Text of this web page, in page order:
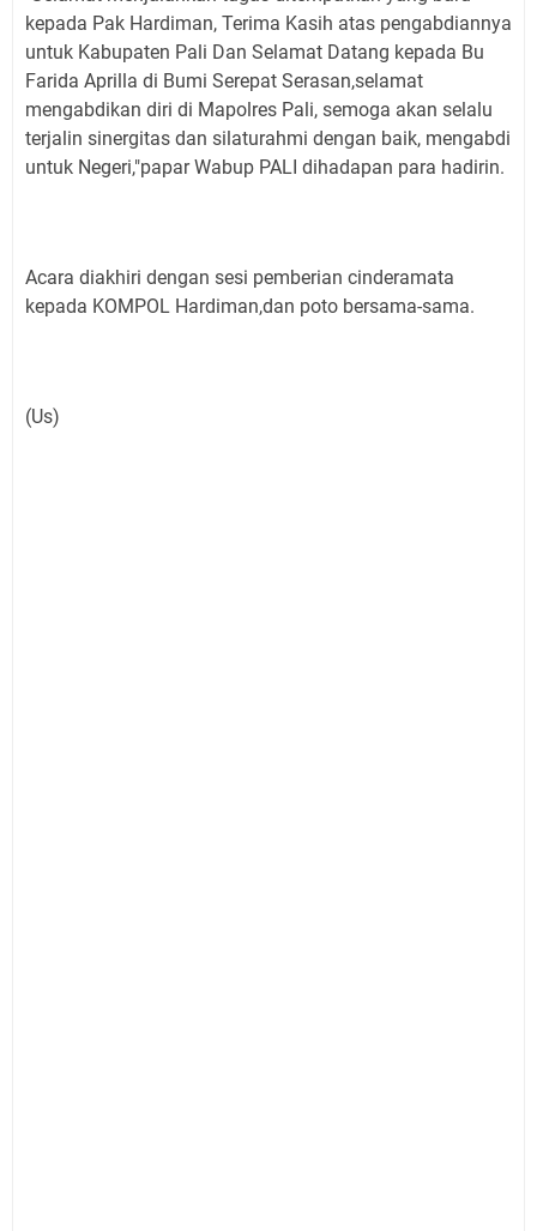
kepada Pak Hardiman, Terima Kasih atas pengabdiannya
untuk Kabupaten Pali Dan Selamat Datang kepada Bu
Farida Aprilla di Bumi Serepat Serasan,selamat
mengabdikan diri di Mapolres Pali, semoga akan selalu
terjalin sinergitas dan silaturahmi dengan baik, mengabdi
untuk Negeri,"papar Wabup PALI dihadapan para hadirin.
Acara diakhiri dengan sesi pemberian cinderamata
kepada KOMPOL Hardiman,dan poto bersama-sama.
(Us)